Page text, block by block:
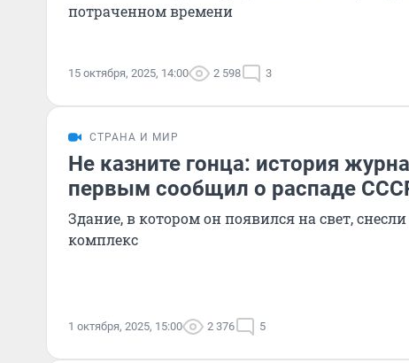
потраченном времени
15 октября, 2025, 14:00 2 598 3
СТРАНА И МИР
Не казните гонца: история
первым сообщил о распаде
Здание, в котором он появился на свет,
комплекс
1 октября, 2025, 15:00 2 376 5